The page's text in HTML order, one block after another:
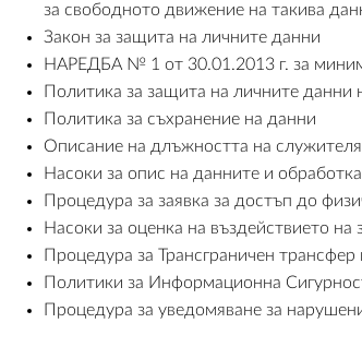
за свободното движение на такива
Закон за защита на личните данни
НАРЕДБА № 1 от 30.01.2013 г. за
Политика за защита на личните данни
Политика за съхранение на данни
Описание на длъжността на
Насоки за опис на данните и
Процедура за заявка за достъп до
Насоки за оценка на въздействието
Процедура за Трансграничен
Политики за Информационна
Процедура за уведомяване за